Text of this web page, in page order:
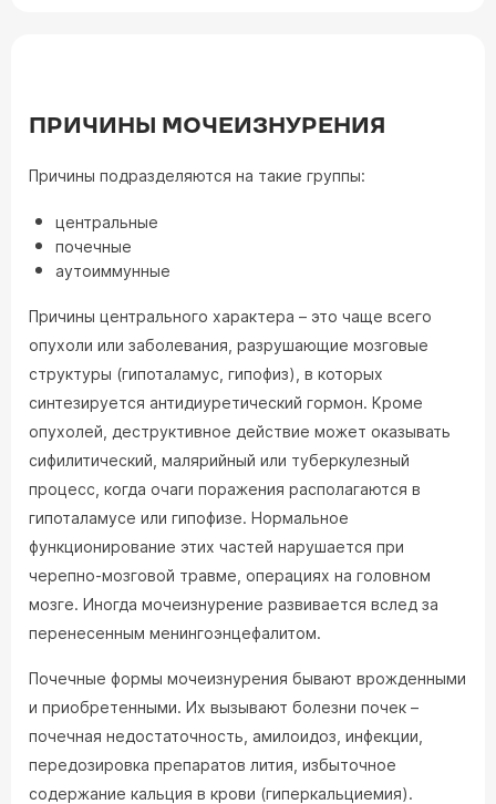
ПРИЧИНЫ МОЧЕИЗНУРЕНИЯ
Причины подразделяются на такие группы:
центральные
почечные
аутоиммунные
Причины центрального характера – это чаще всего
опухоли или заболевания, разрушающие мозговые
структуры (гипоталамус, гипофиз), в которых
синтезируется антидиуретический гормон. Кроме
опухолей, деструктивное действие может оказывать
сифилитический, малярийный или туберкулезный
процесс, когда очаги поражения располагаются в
гипоталамусе или гипофизе. Нормальное
функционирование этих частей нарушается при
черепно-мозговой травме, операциях на головном
мозге. Иногда мочеизнурение развивается вслед за
перенесенным менингоэнцефалитом.
Почечные формы мочеизнурения бывают врожденными
и приобретенными. Их вызывают болезни почек –
почечная недостаточность, амилоидоз, инфекции,
передозировка препаратов лития, избыточное
содержание кальция в крови (гиперкальциемия).